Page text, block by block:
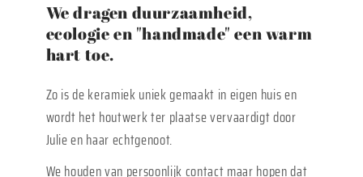
We dragen duurzaamheid,
ecologie en "handmade" een warm
hart toe.
Zo is de keramiek uniek gemaakt in eigen huis en
wordt het houtwerk ter plaatse vervaardigt door
Julie en haar echtgenoot.
We houden van persoonlijk contact maar hopen dat